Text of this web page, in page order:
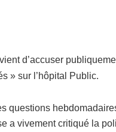
d’accuser
» sur l’hôpital Public.
questions
a vivement critiqué la